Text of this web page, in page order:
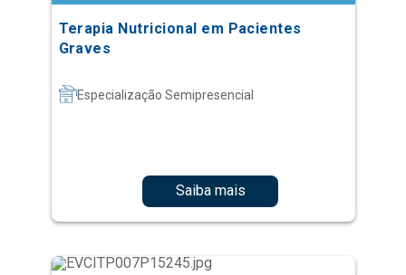
Terapia Nutricional em Pacientes
Graves
Especialização Semipresencial
Saiba mais